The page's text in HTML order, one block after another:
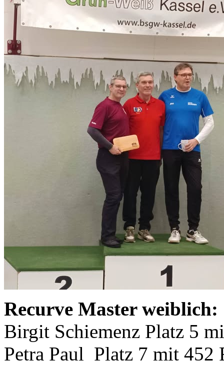
Recurve Master weiblich:
Birgit Schiemenz Platz 5
Petra Paul Platz 7 mit 452